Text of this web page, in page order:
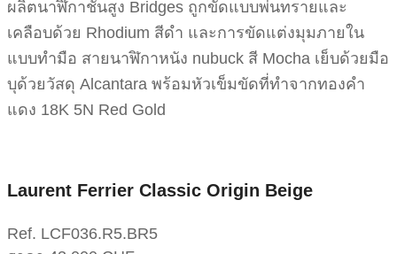
ผลิตนาฬิกาชั้นสูง Bridges ถูกขัดแบบพ่นทรายและ
เคลือบด้วย Rhodium สีดำ และการขัดแต่งมุมภายใน
แบบทำมือ สายนาฬิกาหนัง nubuck สี Mocha เย็บด้วยมือ
บุด้วยวัสดุ Alcantara พร้อมหัวเข็มขัดที่ทำจากทองคำ
แดง 18K 5N Red Gold
Laurent Ferrier Classic Origin Beige
Ref. LCF036.R5.BR5